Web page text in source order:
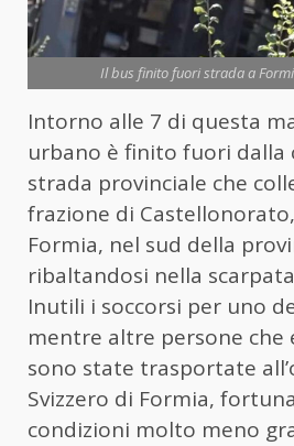
Il bus finito fuori strada a
Intorno alle 7 di questa
urbano è finito fuori dalla
strada provinciale che
frazione di
Formia, nel sud della
ribaltandosi nella
Inutili i soccorsi per uno
mentre altre persone che
sono state trasportate
Svizzero di Formia,
condizioni molto meno